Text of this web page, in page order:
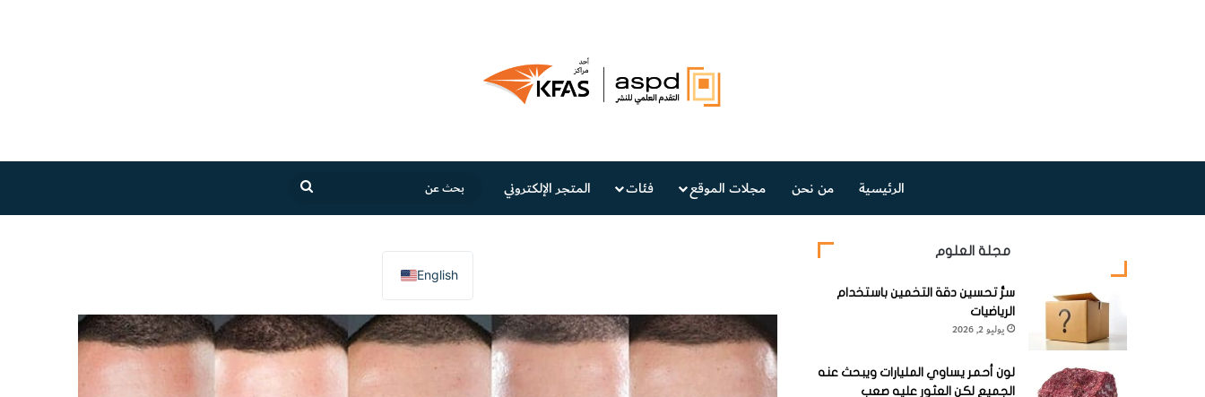
الرئيسية من نحن مجلات الموقع فئات المتجر الإلكتروني
عن
English
مجلة العلوم
سرُّ تحسين دقة التخمين باستخدام
الرياضيات
يوليو 2, 2026
لون أحمر يساوي المليارات ويبحث عنه
الجميع لكن العثور عليه صعب